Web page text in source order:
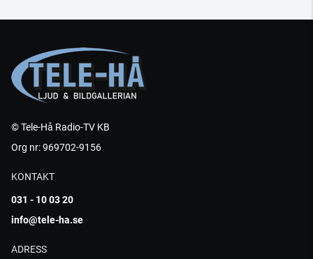
© Tele-Hå Radio-TV KB
Org nr: 969702-9156
KONTAKT
031 - 10 03 20
info@tele-ha.se
ADRESS